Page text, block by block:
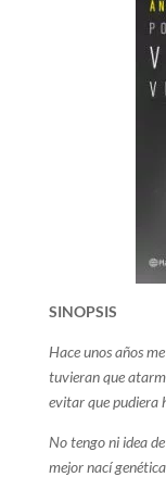
SINOPSIS
Hace unos años
tuvieran que
evitar que pudiera
No tengo ni idea
mejor nací